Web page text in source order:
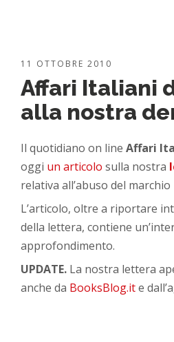
11 OTTOBRE 2010
Affari Italiani
alla nostra
Il quotidiano on lineAffari
oggi un articolo sulla nostra
relativa all’abuso del marchio
L’articolo, oltre a riportare
della lettera, contiene
approfondimento.
UPDATE. La nostra lettera
anche da BooksBlog.ite